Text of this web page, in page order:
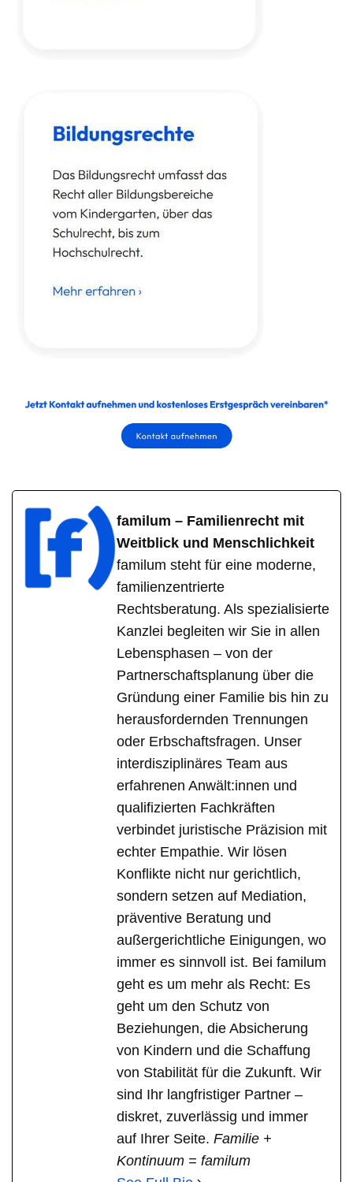
familum – Familienrecht mit
Weitblick und Menschlichkeit
familum steht für eine moderne,
familienzentrierte
Rechtsberatung. Als spezialisierte
Kanzlei begleiten wir Sie in allen
Lebensphasen – von der
Partnerschaftsplanung über die
Gründung einer Familie bis hin zu
herausfordernden Trennungen
oder Erbschaftsfragen. Unser
interdisziplinäres Team aus
erfahrenen Anwält:innen und
qualifizierten Fachkräften
verbindet juristische Präzision mit
echter Empathie. Wir lösen
Konflikte nicht nur gerichtlich,
sondern setzen auf Mediation,
präventive Beratung und
außergerichtliche Einigungen, wo
immer es sinnvoll ist. Bei familum
geht es um mehr als Recht: Es
geht um den Schutz von
Beziehungen, die Absicherung
von Kindern und die Schaffung
von Stabilität für die Zukunft. Wir
sind Ihr langfristiger Partner –
diskret, zuverlässig und immer
auf Ihrer Seite. Familie +
Kontinuum = familum